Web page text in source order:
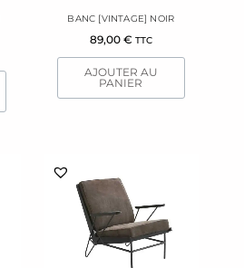
BANC [VINTAGE] NOIR
89,00 € TTC
AJOUTER AU
PANIER